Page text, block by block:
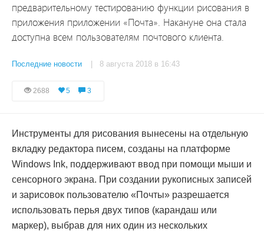
предварительному тестированию функции рисования в
приложения приложении «Почта». Накануне она стала
доступна всем пользователям почтового клиента.
Последние новости | 8 августа 2018 в 16:43
2688 5 3
Инструменты для рисования вынесены на отдельную
вкладку редактора писем, созданы на платформе
Windows Ink, поддерживают ввод при помощи мыши и
сенсорного экрана. При создании рукописных записей
и зарисовок пользователю «Почты» разрешается
использовать перья двух типов (карандаш или
маркер), выбрав для них один из нескольких